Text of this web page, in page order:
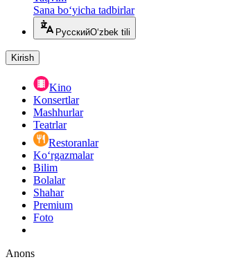
Sana bo‘yicha tadbirlar
РусскийO‘zbek tili
Kirish
Kino
Konsertlar
Mashhurlar
Teatrlar
Restoranlar
Ko‘rgazmalar
Bilim
Bolalar
Shahar
Premium
Foto
Anons